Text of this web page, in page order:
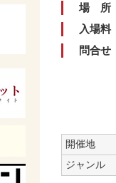
場 所
入場料
問合せ
開催地
ジャンル